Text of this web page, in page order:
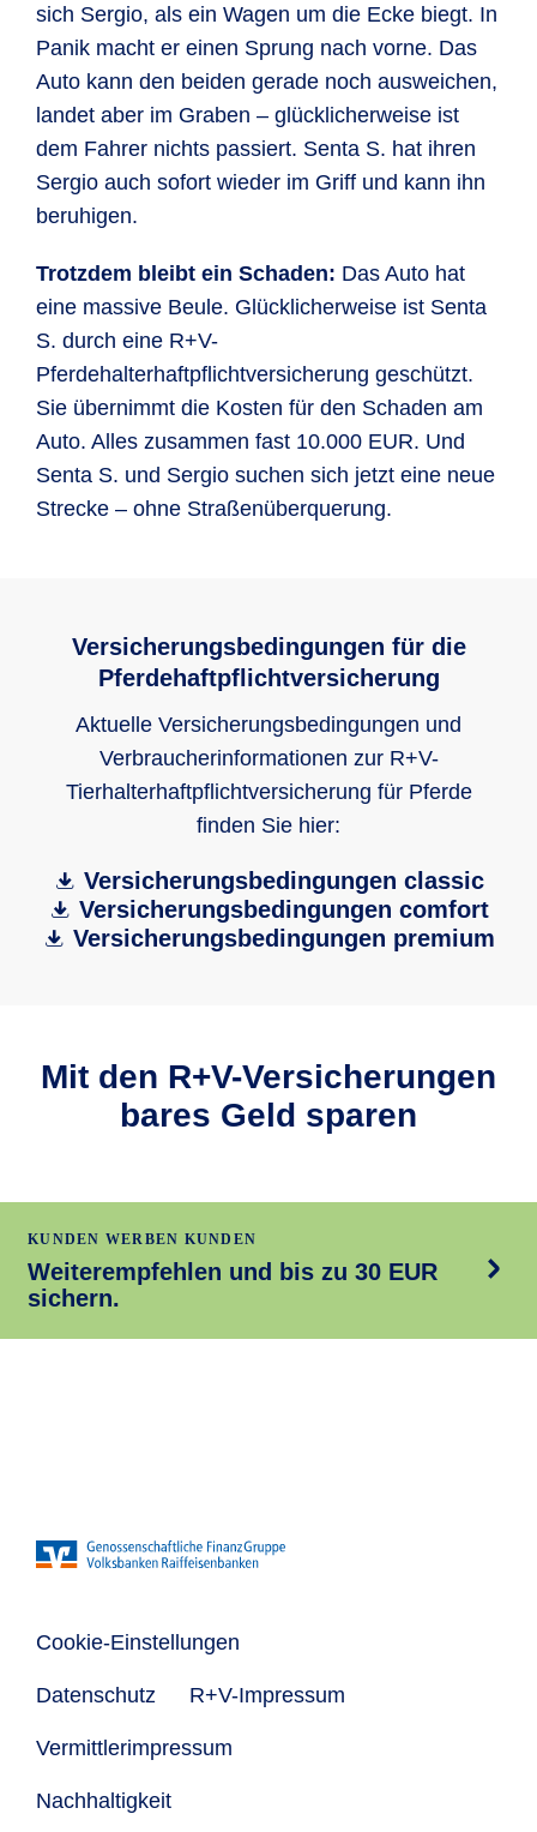
sich Sergio, als ein Wagen um die Ecke biegt. In
Panik macht er einen Sprung nach vorne. Das
Auto kann den beiden gerade noch ausweichen,
landet aber im Graben – glücklicherweise ist
dem Fahrer nichts passiert. Senta S. hat ihren
Sergio auch sofort wieder im Griff und kann ihn
beruhigen.
Trotzdem bleibt ein Schaden: Das Auto hat
eine massive Beule. Glücklicherweise ist Senta
S. durch eine R+V-
Pferdehalterhaftpflichtversicherung geschützt.
Sie übernimmt die Kosten für den Schaden am
Auto. Alles zusammen fast 10.000 EUR. Und
Senta S. und Sergio suchen sich jetzt eine neue
Strecke – ohne Straßenüberquerung.
Versicherungsbedingungen für die
Pferdehaftpflichtversicherung
Aktuelle Versicherungsbedingungen und
Verbraucherinformationen zur R+V-
Tierhalterhaftpflichtversicherung für Pferde
finden Sie hier:
Versicherungsbedingungen classic
Versicherungsbedingungen comfort
Versicherungsbedingungen premium
Mit den R+V-Versicherungen
bares Geld sparen
KUNDEN WERBEN KUNDEN
Weiterempfehlen und bis zu 30 EUR
sichern.
Cookie-Einstellungen
Datenschutz R+V-Impressum
Vermittlerimpressum
Nachhaltigkeit